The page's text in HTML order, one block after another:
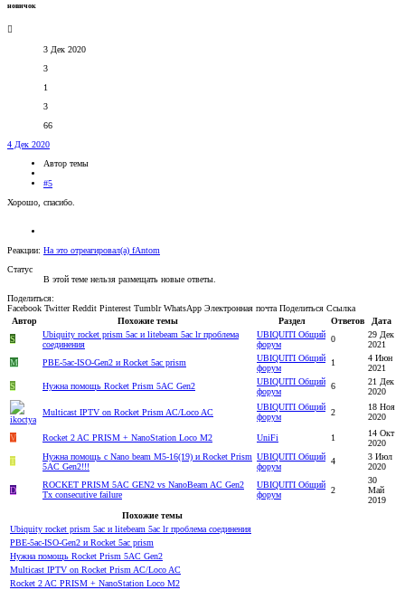
новичок
3 Дек 2020
3
1
3
66
4 Дек 2020
Автор темы
#5
Хорошо, спасибо.
Реакции: На это отреагировал(а) fAntom
Статус
В этой теме нельзя размещать новые ответы.
Поделиться:
Facebook Twitter Reddit Pinterest Tumblr WhatsApp Электронная почта Поделиться Ссылка
Автор
Похожие темы Раздел Ответов
Дата
S
Ubiquity rocket prism 5ac и litebeam 5ac lr проблема
соединения
UBIQUITI Общий
форум
0
29 Дек
2021
M
PBE-5ac-ISO-Gen2 и Rocket 5ac prism
UBIQUITI Общий
форум
1
4 Июн
2021
S
Нужна помощь Rocket Prism 5AC Gen2
UBIQUITI Общий
форум
6
21 Дек
2020
Multicast IPTV on Rocket Prism AC/Loco AC
UBIQUITI Общий
форум
2
18 Ноя
2020
V Rocket 2 AC PRISM + NanoStation Loco M2 UniFi 1
14 Окт
2020
T
Нужна помощь с Nano beam M5-16(19) и Rocket Prism
5AC Gen2!!!
UBIQUITI Общий
форум
4
3 Июл
2020
D
ROCKET PRISM 5AC GEN2 vs NanoBeam AC Gen2
Tx consecutive failure
UBIQUITI Общий
форум
2
30
Май
2019
Похожие темы
Ubiquity rocket prism 5ac и litebeam 5ac lr проблема соединения
PBE-5ac-ISO-Gen2 и Rocket 5ac prism
Нужна помощь Rocket Prism 5AC Gen2
Multicast IPTV on Rocket Prism AC/Loco AC
Rocket 2 AC PRISM + NanoStation Loco M2